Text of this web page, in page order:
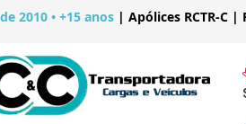
2010 • +15 anos | Apólices RCTR-C |